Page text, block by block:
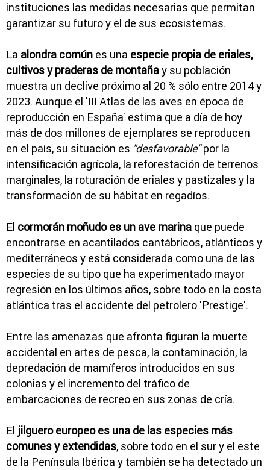
instituciones las medidas necesarias que permitan
garantizar su futuro y el de sus ecosistemas.
La alondra común es una especie propia de eriales,
cultivos y praderas de montañay su población
muestra un declive próximo al 20 % sólo entre 2014 y
2023. Aunque el 'III Atlas de las aves en época de
reproducción en España' estima que a día de hoy
más de dos millones de ejemplares se reproducen
en el país, su situación es "desfavorable"por la
intensificación agrícola, la reforestación de terrenos
marginales, la roturación de eriales y pastizales y la
transformación de su hábitat en regadíos.
El cormorán moñudo es un ave marina que puede
encontrarse en acantilados cantábricos, atlánticos y
mediterráneos y está considerada como una de las
especies de su tipo que ha experimentado mayor
regresión en los últimos años, sobre todo en la costa
atlántica tras el accidente del petrolero 'Prestige'.
Entre las amenazas que afronta figuran la muerte
accidental en artes de pesca, la contaminación, la
depredación de mamíferos introducidos en sus
colonias y el incremento del tráfico de
embarcaciones de recreo en sus zonas de cría.
El jilguero europeo es una de las especies más
comunes y extendidas, sobre todo en el sur y el este
de la Península Ibérica y también se ha detectado un